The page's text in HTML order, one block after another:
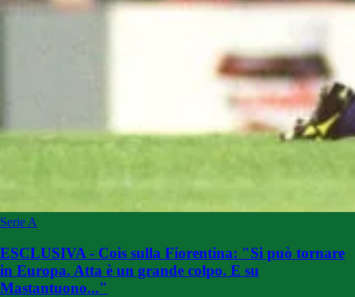
Serie A
ESCLUSIVA - Cois sulla Fiorentina: "Si può tornare
in Europa. Atta è un grande colpo. E su
Mastantuono..."